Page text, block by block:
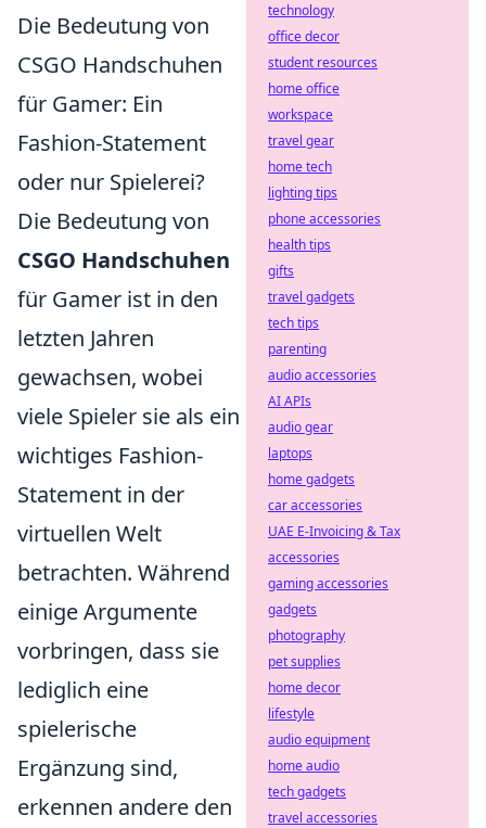
Die Bedeutung von
CSGO Handschuhen
für Gamer: Ein
Fashion-Statement
oder nur Spielerei?
Die Bedeutung von
CSGO Handschuhen
für Gamer ist in den
letzten Jahren
gewachsen, wobei
viele Spieler sie als ein
wichtiges Fashion-
Statement in der
virtuellen Welt
betrachten. Während
einige Argumente
vorbringen, dass sie
lediglich eine
spielerische
Ergänzung sind,
erkennen andere den
technology
office decor
student resources
home office
workspace
travel gear
home tech
lighting tips
phone accessories
health tips
gifts
travel gadgets
tech tips
parenting
audio accessories
AI APIs
audio gear
laptops
home gadgets
car accessories
UAE E-Invoicing & Tax
accessories
gaming accessories
gadgets
photography
pet supplies
home decor
lifestyle
audio equipment
home audio
tech gadgets
travel accessories